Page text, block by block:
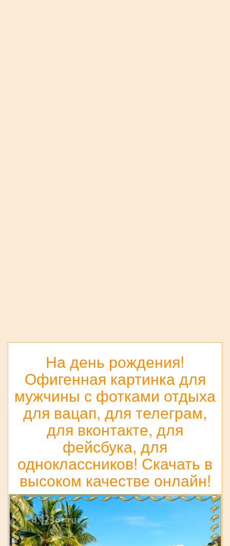
На день рождения!
Офигенная картинка для
мужчины с фотками отдыха
для вацап, для телеграм,
для вконтакте, для
фейсбука, для
одноклассников! Скачать в
высоком качестве онлайн!